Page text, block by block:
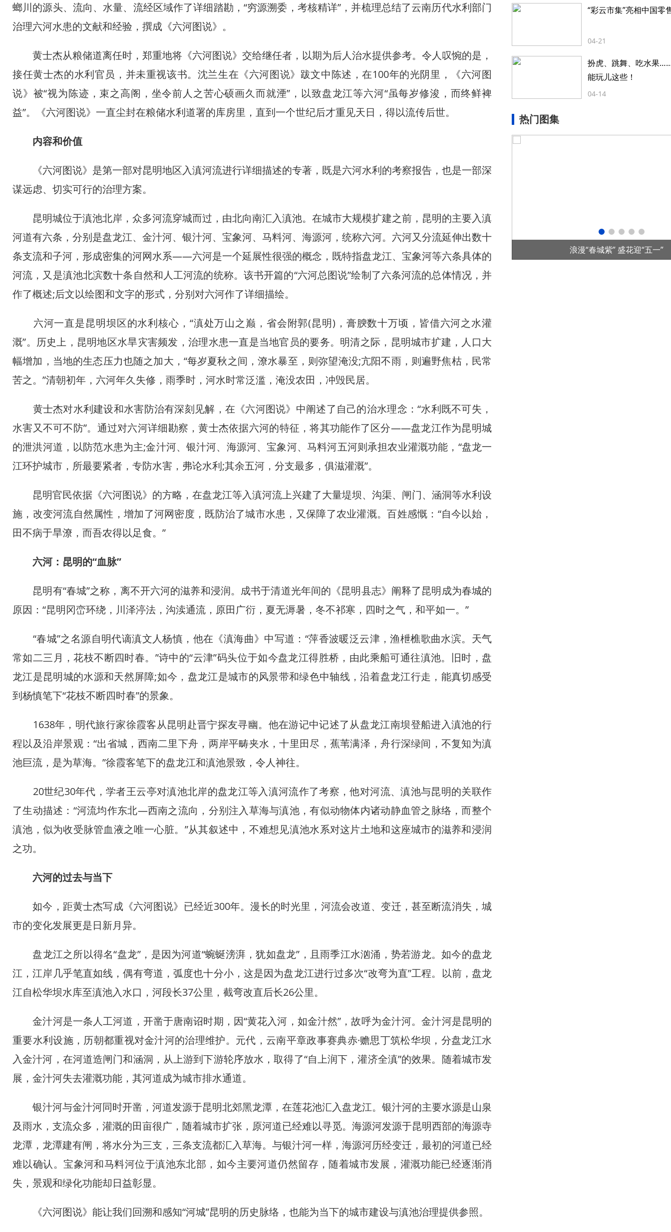
螂川的源头、流向、水量、流经区域作了详细踏勘，“穷源溯委，考核精详”，并梳理总结了云南历代水利部门
治理六河水患的文献和经验，撰成《六河图说》。
黄士杰从粮储道离任时，郑重地将《六河图说》交给继任者，以期为后人治水提供参考。令人叹惋的是，
接任黄士杰的水利官员，并未重视该书。沈兰生在《六河图说》跋文中陈述，在100年的光阴里，《六河图
说》被“视为陈迹，束之高阁，坐令前人之苦心硕画久而就湮”，以致盘龙江等六河“虽每岁修浚，而终鲜裨
益”。《六河图说》一直尘封在粮储水利道署的库房里，直到一个世纪后才重见天日，得以流传后世。
内容和价值
《六河图说》是第一部对昆明地区入滇河流进行详细描述的专著，既是六河水利的考察报告，也是一部深
谋远虑、切实可行的治理方案。
昆明城位于滇池北岸，众多河流穿城而过，由北向南汇入滇池。在城市大规模扩建之前，昆明的主要入滇
河道有六条，分别是盘龙江、金汁河、银汁河、宝象河、马料河、海源河，统称六河。六河又分流延伸出数十
条支流和子河，形成密集的河网水系——六河是一个延展性很强的概念，既特指盘龙江、宝象河等六条具体的
河流，又是滇池北滨数十条自然和人工河流的统称。该书开篇的“六河总图说”绘制了六条河流的总体情况，并
作了概述;后文以绘图和文字的形式，分别对六河作了详细描绘。
六河一直是昆明坝区的水利核心，“滇处万山之巅，省会附郭(昆明)，膏腴数十万顷，皆借六河之水灌
溉”。历史上，昆明地区水旱灾害频发，治理水患一直是当地官员的要务。明清之际，昆明城市扩建，人口大
幅增加，当地的生态压力也随之加大，“每岁夏秋之间，潦水暴至，则弥望淹没;亢阳不雨，则遍野焦枯，民常
苦之。”清朝初年，六河年久失修，雨季时，河水时常泛滥，淹没农田，冲毁民居。
黄士杰对水利建设和水害防治有深刻见解，在《六河图说》中阐述了自己的治水理念：“水利既不可失，
水害又不可不防”。通过对六河详细勘察，黄士杰依据六河的特征，将其功能作了区分——盘龙江作为昆明城
的泄洪河道，以防范水患为主;金汁河、银汁河、海源河、宝象河、马料河五河则承担农业灌溉功能，“盘龙一
江环护城市，所最要紧者，专防水害，弗论水利;其余五河，分支最多，俱滋灌溉”。
昆明官民依据《六河图说》的方略，在盘龙江等入滇河流上兴建了大量堤坝、沟渠、闸门、涵洞等水利设
施，改变河流自然属性，增加了河网密度，既防治了城市水患，又保障了农业灌溉。百姓感慨：“自今以始，
田不病于旱潦，而吾农得以足食。”
六河：昆明的“血脉”
昆明有“春城”之称，离不开六河的滋养和浸润。成书于清道光年间的《昆明县志》阐释了昆明成为春城的
原因：“昆明冈峦环绕，川泽渟法，沟渎通流，原田广衍，夏无溽暑，冬不祁寒，四时之气，和平如一。”
“春城”之名源自明代谪滇文人杨慎，他在《滇海曲》中写道：“萍香波暖泛云津，渔枻樵歌曲水滨。天气
常如二三月，花枝不断四时春。”诗中的“云津”码头位于如今盘龙江得胜桥，由此乘船可通往滇池。旧时，盘
龙江是昆明城的水源和天然屏障;如今，盘龙江是城市的风景带和绿色中轴线，沿着盘龙江行走，能真切感受
到杨慎笔下“花枝不断四时春”的景象。
1638年，明代旅行家徐霞客从昆明赴晋宁探友寻幽。他在游记中记述了从盘龙江南坝登船进入滇池的行
程以及沿岸景观：“出省城，西南二里下舟，两岸平畴夹水，十里田尽，蕉苇满泽，舟行深绿间，不复知为滇
池巨流，是为草海。”徐霞客笔下的盘龙江和滇池景致，令人神往。
20世纪30年代，学者王云亭对滇池北岸的盘龙江等入滇河流作了考察，他对河流、滇池与昆明的关联作
了生动描述：“河流均作东北—西南之流向，分别注入草海与滇池，有似动物体内诸动静血管之脉络，而整个
滇池，似为收受脉管血液之唯一心脏。”从其叙述中，不难想见滇池水系对这片土地和这座城市的滋养和浸润
之功。
六河的过去与当下
如今，距黄士杰写成《六河图说》已经近300年。漫长的时光里，河流会改道、变迁，甚至断流消失，城
市的变化发展更是日新月异。
盘龙江之所以得名“盘龙”，是因为河道“蜿蜒滂湃，犹如盘龙”，且雨季江水汹涌，势若游龙。如今的盘龙
江，江岸几乎笔直如线，偶有弯道，弧度也十分小，这是因为盘龙江进行过多次“改弯为直”工程。以前，盘龙
江自松华坝水库至滇池入水口，河段长37公里，截弯改直后长26公里。
金汁河是一条人工河道，开凿于唐南诏时期，因“黄花入河，如金汁然”，故呼为金汁河。金汁河是昆明的
重要水利设施，历朝都重视对金汁河的治理维护。元代，云南平章政事赛典赤·赡思丁筑松华坝，分盘龙江水
入金汁河，在河道造闸门和涵洞，从上游到下游轮序放水，取得了“自上润下，灌济全滇”的效果。随着城市发
展，金汁河失去灌溉功能，其河道成为城市排水通道。
银汁河与金汁河同时开凿，河道发源于昆明北郊黑龙潭，在莲花池汇入盘龙江。银汁河的主要水源是山泉
及雨水，支流众多，灌溉的田亩很广，随着城市扩张，原河道已经难以寻觅。海源河发源于昆明西部的海源寺
龙潭，龙潭建有闸，将水分为三支，三条支流都汇入草海。与银汁河一样，海源河历经变迁，最初的河道已经
难以确认。宝象河和马料河位于滇池东北部，如今主要河道仍然留存，随着城市发展，灌溉功能已经逐渐消
失，景观和绿化功能却日益彰显。
《六河图说》能让我们回溯和感知“河城”昆明的历史脉络，也能为当下的城市建设与滇池治理提供参照。
“彩云市集”亮相中国零
04-21
扮虎、跳舞、吃水果
能玩儿这些！
04-14
热门图集
中企承建东南亚单体最大光伏项目在老挝投运 浪漫“春城紫” 盛花迎“五一” 首个全国产控制系统水光互补项目在华